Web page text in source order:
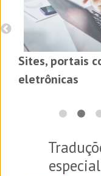
Sites, portais
eletrônicas